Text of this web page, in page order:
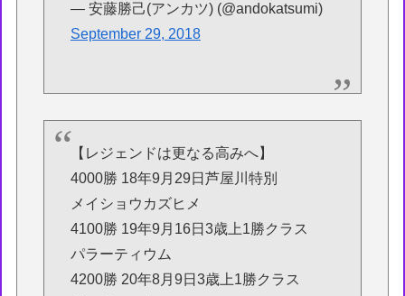
— 安藤勝己(アンカツ) (@andokatsumi)
September 29, 2018
【レジェンドは更なる高みへ】
4000勝 18年9月29日芦屋川特別
メイショウカズヒメ
4100勝 19年9月16日3歳上1勝クラス
パラーティウム
4200勝 20年8月9日3歳上1勝クラス